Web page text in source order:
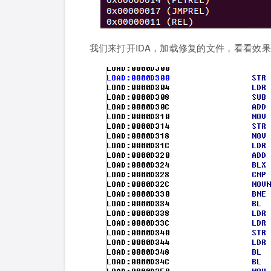
我们来打开IDA，加载修复的文件，看看效